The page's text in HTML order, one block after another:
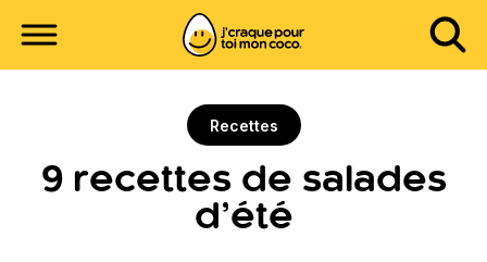
Recettes
9 recettes de salades
d’été